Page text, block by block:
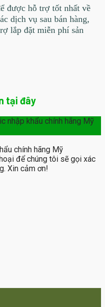
được hỗ trợ tốt nhất về
dịch vụ sau bán hàng,
lắp đặt miễn phí sản
tại đây
nhập khẩu chính hãng Mỹ
chính hãng Mỹ
để chúng tôi sẽ gọi xác
Xin cảm ơn!